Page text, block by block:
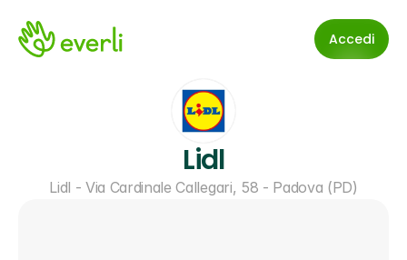
Accedi
Lidl
Lidl - Via Cardinale Callegari, 58 - Padova (PD)